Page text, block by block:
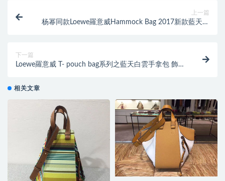
上一篇
杨幂同款Loewe羅意威Hammock Bag 2017新款藍天白
下一篇
Loewe羅意威 T- pouch bag系列之藍天白雲手拿包 飾雲
相关文章